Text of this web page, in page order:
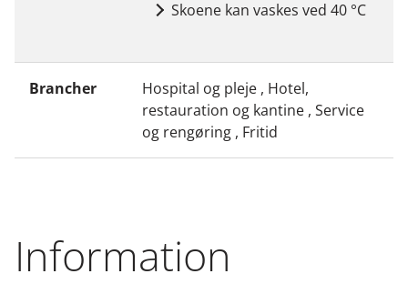
Skoene kan vaskes ved 40 °C
Brancher
Hospital og pleje , Hotel,
restauration og kantine , Service
og rengøring , Fritid
Information